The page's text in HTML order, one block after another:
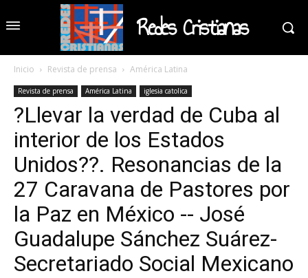
Redes Cristianas
Inicio Revista de prensa América Latina
Revista de prensa América Latina iglesia catolica
?Llevar la verdad de Cuba al
interior de los Estados
Unidos??. Resonancias de la
27 Caravana de Pastores por
la Paz en México -- José
Guadalupe Sánchez Suárez-
Secretariado Social Mexicano